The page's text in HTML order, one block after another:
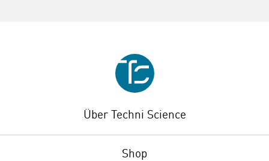
Über Techni Science
Shop